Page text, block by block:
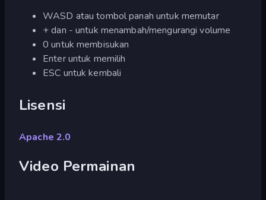
WASD atau tombol panah untuk memutar
+ dan - untuk menambah/mengurangi volume
0 untuk membisukan
Enter untuk memilih
ESC untuk kembali
Lisensi
Apache 2.0
Video Permainan